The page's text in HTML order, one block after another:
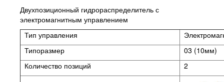
Двухпозиционный гидрораспределитель с
электромагнитным управлением
Тип управления
Типоразмер
03 (10мм)
Количество позиций
2